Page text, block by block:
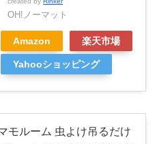
OH!ノーマット
Amazon 楽天市場
Yahooショッピング
モルーム 虫よけ吊るだけ